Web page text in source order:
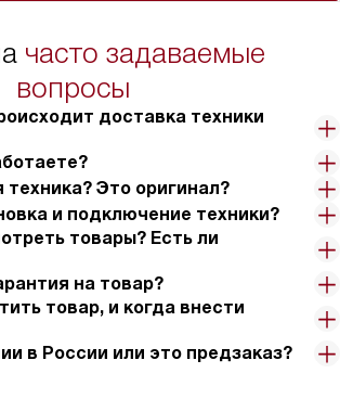
часто задаваемые
вопросы
доставка техники
Это оригинал?
и подключение техники?
товары? Есть ли
на товар?
товар, и когда внести
в России или это предзаказ?